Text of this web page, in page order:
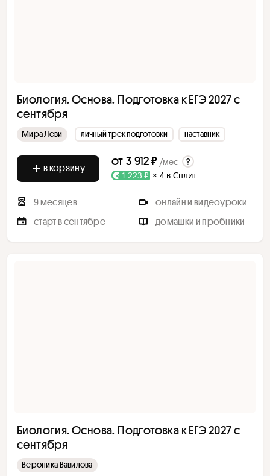
Биология. Основа. Подготовка к ЕГЭ 2027 с
cентября
Мира Леви личный трек подготовки наставник
в корзину от 3 912 ₽ /мес
1 223 ₽ × 4 в Сплит
9 месяцев
онлайн и видеоуроки
старт в сентябре
домашки и пробники
Биология. Основа. Подготовка к ЕГЭ 2027 с
сентября
Вероника Вавилова